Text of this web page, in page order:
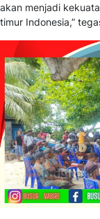
akan menjadi
timur Indonesia,”